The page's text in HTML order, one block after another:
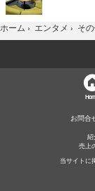
ホーム › エンタメ › そ
お問合
紹
売上
当サイトに